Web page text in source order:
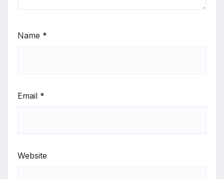
Name *
Email *
Website